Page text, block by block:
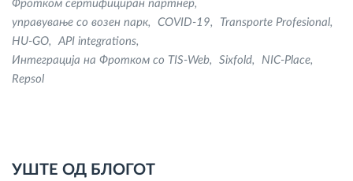
Фротком сертифициран партнер
управување со возен парк
COVID-19
Transporte Profesional
HU-GO
API integrations
Интеграција на Фротком со TIS-Web
Sixfold
NIC-Place
Repsol
УШТЕ ОД БЛОГОТ